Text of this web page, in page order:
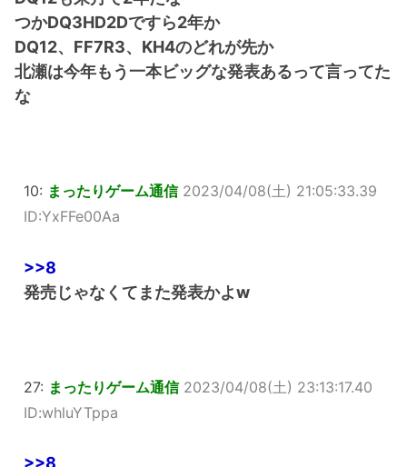
つかDQ3HD2Dですら2年か
DQ12、FF7R3、KH4のどれが先か
北瀬は今年もう一本ビッグな発表あるって言ってた
な
10: まったりゲーム通信 2023/04/08(土) 21:05:33.39
ID:YxFFe00Aa
>>8
発売じゃなくてまた発表かよw
27: まったりゲーム通信 2023/04/08(土) 23:13:17.40
ID:whluYTppa